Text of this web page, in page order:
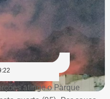
Cozzolino em 2022 — Foto:
funções.
de restrição à
pela baixa
pelas
falhas na elaboração do
atinge o Parque